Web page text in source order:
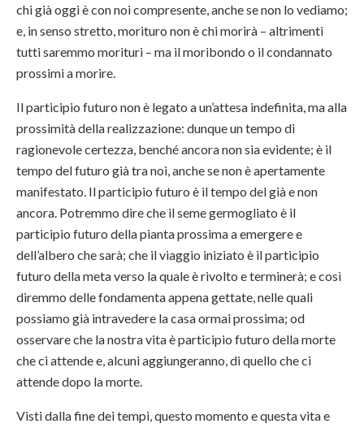
chi già oggi è con noi compresente, anche se non lo vediamo;
e, in senso stretto, morituro non è chi morirà – altrimenti
tutti saremmo morituri – ma il moribondo o il condannato
prossimi a morire.
Il participio futuro non è legato a un’attesa indefinita, ma alla
prossimità della realizzazione: dunque un tempo di
ragionevole certezza, benché ancora non sia evidente; è il
tempo del futuro già tra noi, anche se non è apertamente
manifestato. Il participio futuro è il tempo del già e non
ancora. Potremmo dire che il seme germogliato è il
participio futuro della pianta prossima a emergere e
dell’albero che sarà; che il viaggio iniziato è il participio
futuro della meta verso la quale è rivolto e terminerà; e così
diremmo delle fondamenta appena gettate, nelle quali
possiamo già intravedere la casa ormai prossima; od
osservare che la nostra vita è participio futuro della morte
che ci attende e, alcuni aggiungeranno, di quello che ci
attende dopo la morte.
Visti dalla fine dei tempi, questo momento e questa vita e